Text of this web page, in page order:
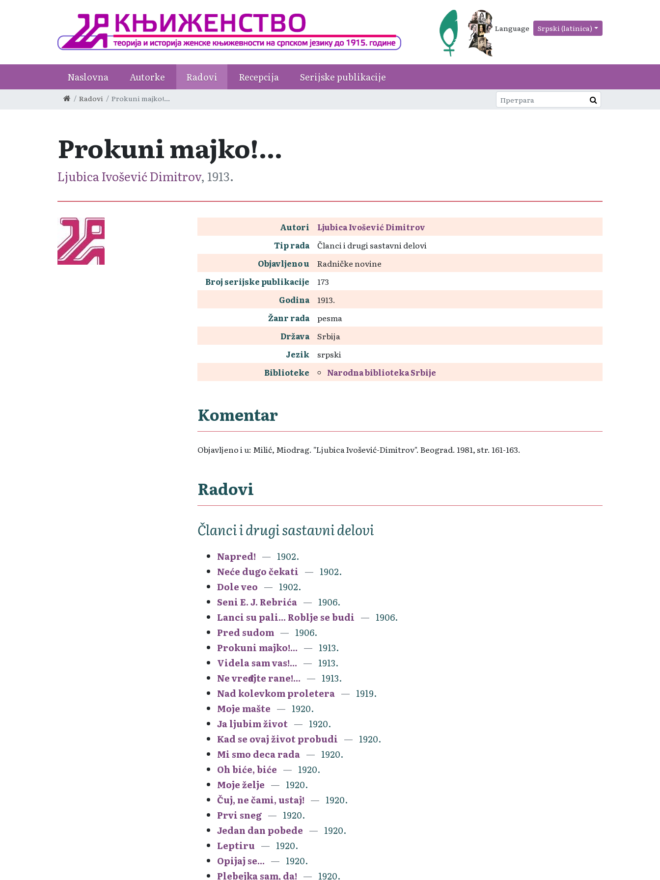
Language Srpski (latinica)
Naslovna Autorke Radovi Recepcija Serijske publikacije
Radovi Prokuni majko!...
Prokuni majko!...
Ljubica Ivošević Dimitrov, 1913.
Autori
Ljubica Ivošević Dimitrov
Tip rada
Članci i drugi sastavni delovi
Objavljeno u
Radničke novine
Broj serijske publikacije
173
Godina
1913.
Žanr rada
pesma
Država
Srbija
Jezik
srpski
Biblioteke
Narodna biblioteka Srbije
Komentar
Objavljeno i u: Milić, Miodrag. "Ljubica Ivošević-Dimitrov". Beograd. 1981, str. 161-163.
Radovi
Članci i drugi sastavni delovi
Napred!
1902.
Neće dugo čekati
1902.
Dole veo
1902.
Seni E. J. Rebrića
1906.
Lanci su pali... Roblje se budi
1906.
Pred sudom
1906.
Prokuni majko!...
1913.
Videla sam vas!...
1913.
Ne vređajte rane!...
1913.
Nad kolevkom proletera
1919.
Moje mašte
1920.
Ja ljubim život
1920.
Kad se ovaj život probudi
1920.
Mi smo deca rada
1920.
Oh biće, biće
1920.
Moje želje
1920.
Čuj, ne čami, ustaj!
1920.
Prvi sneg
1920.
Jedan dan pobede
1920.
Leptiru
1920.
Opijaj se...
1920.
Plebejka sam, da!
1920.